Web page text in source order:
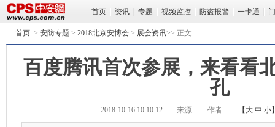
首页 资讯 专题 视频监控 防盗报警 一卡通
首页 > 安防专题 > 2018北京安博会 > 展会资讯>> 正文
百度腾讯首次参展，来看看
孔
2018-10-16 10:10:12 来源: 作者: 【 大 中 小